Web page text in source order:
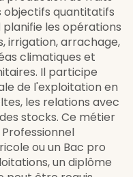
objectifs quantitatifs
les opérations
irrigation, arrachage,
climatiques et
Il participe
de l'exploitation en
les relations avec
stocks. Ce métier
ou un Bac pro
un diplôme